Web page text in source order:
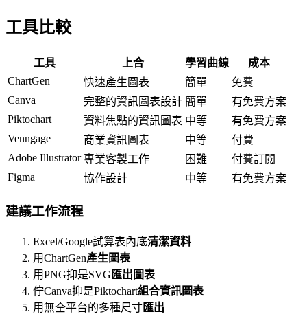
工具比較
工具 上合 學習曲線
成本
ChartGen
快速產生圖表 簡單
免費
Canva
完整的資訊圖表設計 簡單
有免費方案
Piktochart
資料焦點的資訊圖表 中等
有免費方案
Venngage
商業資訊圖表 中等
付費
Adobe Illustrator 專業客製工作 困難
付費訂閱
Figma
協作設計 中等 有免費方案
建議工作流程
Excel/Google試算表內底清潔資料
用ChartGen產生圖表
用PNG抑是SVG 匯出圖表
佇Canva抑是Piktochart組合資訊圖表
用無仝平台的多種尺寸匯出